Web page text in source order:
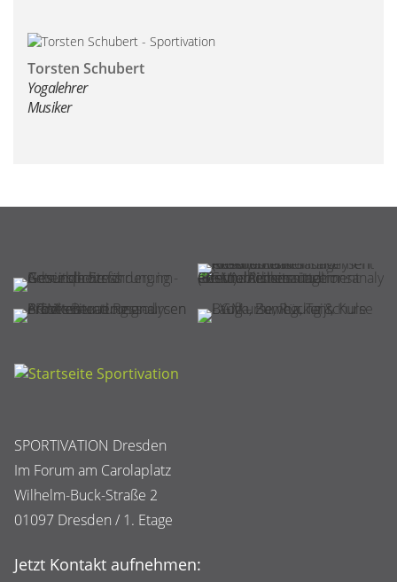
Torsten Schubert
Yogalehrer
Musiker
SPORTIVATION Dresden
Im Forum am Carolaplatz
Wilhelm-Buck-Straße 2
01097 Dresden / 1. Etage
Jetzt Kontakt aufnehmen: